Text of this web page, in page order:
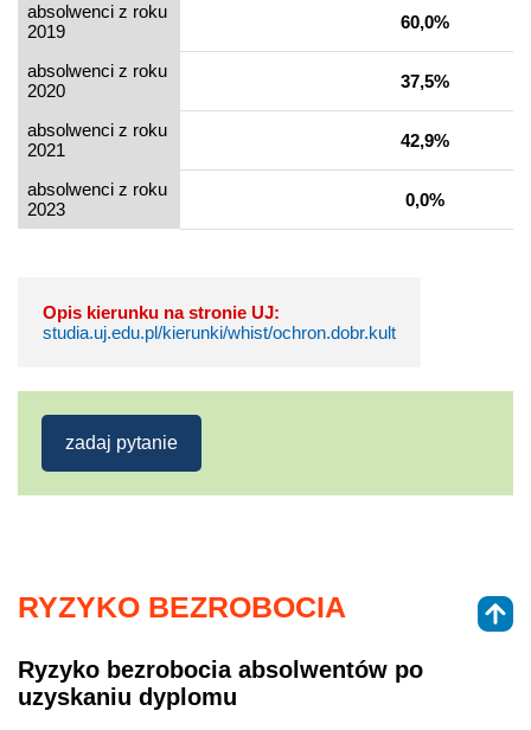
absolwenci z roku
2019
60,0%
absolwenci z roku
2020
37,5%
absolwenci z roku
2021
42,9%
absolwenci z roku
2023
0,0%
Opis kierunku na stronie UJ:
studia.uj.edu.pl/kierunki/whist/ochron.dobr.kult
zadaj pytanie
RYZYKO BEZROBOCIA
Ryzyko bezrobocia absolwentów po
uzyskaniu dyplomu